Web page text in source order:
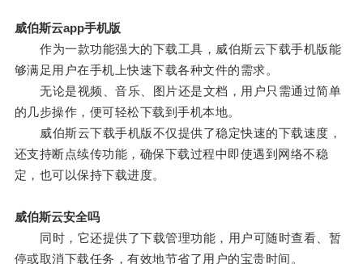
威伯斯云app手机版
作为一款功能强大的下载工具，威伯斯云下载手机版能
够满足用户在手机上快速下载各种文件的需求。
无论是视频、音乐、图片还是文档，用户只需通过简单
的几步操作，便可轻松下载到手机本地。
威伯斯云下载手机版不仅提供了稳定快速的下载速度，
还支持断点续传功能，确保下载过程中即使遇到网络不稳
定，也可以保持下载进度。
威伯斯云安全吗
同时，它还提供了下载管理功能，用户可随时查看、暂
停或取消下载任务，有效地节省了用户的宝贵时间。